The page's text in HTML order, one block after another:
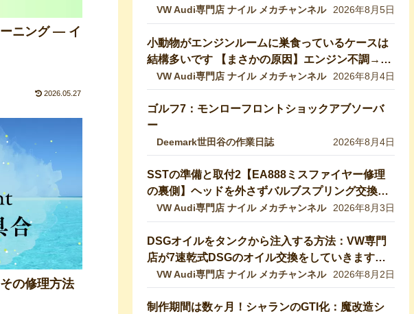
ニング ― イ
2026.05.27
の修理方法
水車の見分け方や注意ポイントをVW専門店が解
説していきます！【VW修理】
VW Audi専門店 ナイル メカチャンネル 2026年8月5日
小動物がエンジンルームに巣食っているケースは
結構多いです 【まさかの原因】エンジン不調→開
けたら小動物の巣だった… 【VW修理】
VW Audi専門店 ナイル メカチャンネル 2026年8月4日
ゴルフ7：モンローフロントショックアブソーバ
ー
Deemark世田谷の作業日誌 2026年8月4日
SSTの準備と取付2【EA888ミスファイヤー修理
の裏側】ヘッドを外さずバルブスプリング交換！
特殊工具で行う実作業を完全公開 【VW修理】
VW Audi専門店 ナイル メカチャンネル 2026年8月3日
DSGオイルをタンクから注入する方法：VW専門
店が7速乾式DSGのオイル交換をしていきます！
DQ200【VW修理】
VW Audi専門店 ナイル メカチャンネル 2026年8月2日
制作期間は数ヶ月！シャランのGTI化：魔改造シ